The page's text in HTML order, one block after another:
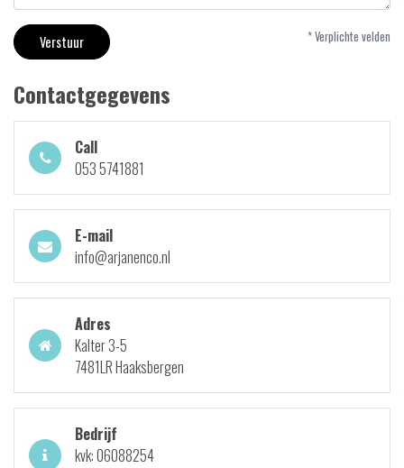
Verstuur * Verplichte velden
Contactgegevens
Call
053 5741881
E-mail
info@arjanenco.nl
Adres
Kalter 3-5
7481LR Haaksbergen
Bedrijf
kvk: 06088254